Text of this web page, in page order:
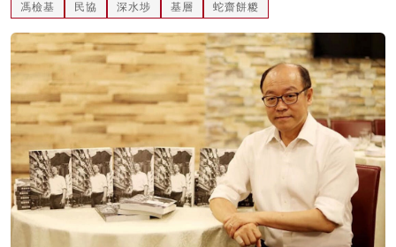
關於我們
馮檢基 民協 深水埗 基層 蛇齋餅糉